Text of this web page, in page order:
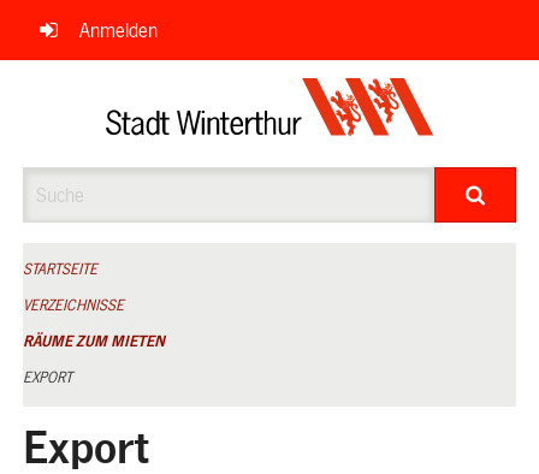
Navigation
überspringen
Anmelden
STARTSEITE
VERZEICHNISSE
RÄUME ZUM MIETEN
EXPORT
Export